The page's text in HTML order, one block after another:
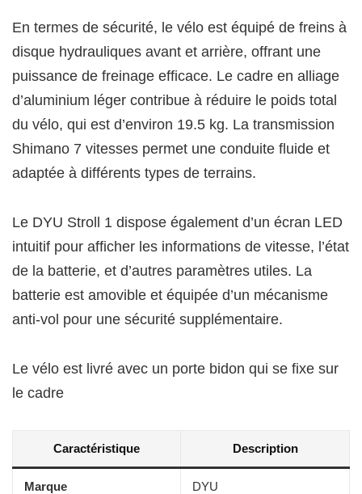
En termes de sécurité, le vélo est équipé de freins à
disque hydrauliques avant et arrière, offrant une
puissance de freinage efficace. Le cadre en alliage
d’aluminium léger contribue à réduire le poids total
du vélo, qui est d’environ 19.5 kg. La transmission
Shimano 7 vitesses permet une conduite fluide et
adaptée à différents types de terrains.
Le DYU Stroll 1 dispose également d’un écran LED
intuitif pour afficher les informations de vitesse, l’état
de la batterie, et d’autres paramètres utiles. La
batterie est amovible et équipée d’un mécanisme
anti-vol pour une sécurité supplémentaire.
Le vélo est livré avec un porte bidon qui se fixe sur
le cadre
Caractéristique Description
Marque DYU